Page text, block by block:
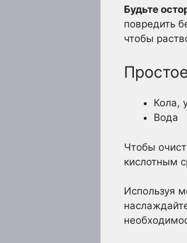
Будьте
повредить
чтобы
Кола,
Вода
Чтобы
кислотным
Используя